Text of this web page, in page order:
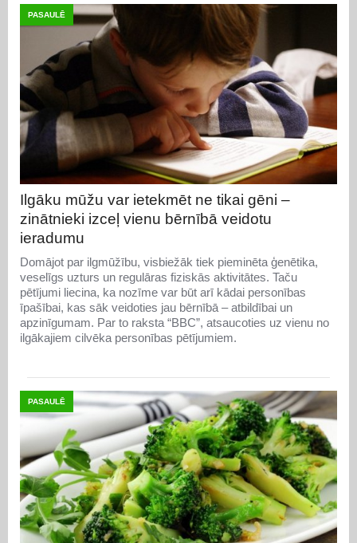
PASAULĒ
Ilgāku mūžu var ietekmēt ne tikai gēni –
zinātnieki izceļ vienu bērnībā veidotu
ieradumu
Domājot par ilgmūžību, visbiežāk tiek pieminēta ģenētika,
veselīgs uzturs un regulāras fiziskās aktivitātes. Taču
pētījumi liecina, ka nozīme var būt arī kādai personības
īpašībai, kas sāk veidoties jau bērnībā – atbildībai un
apzinīgumam. Par to raksta “BBC”, atsaucoties uz vienu no
ilgākajiem cilvēka personības pētījumiem.
PASAULĒ